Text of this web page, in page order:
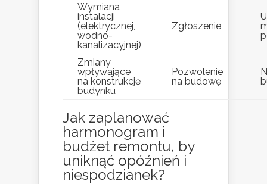
Wymiana
instalacji
(elektrycznej,
wodno-
kanalizacyjnej)
Zgłoszenie
Zmiany
wpływające
na konstrukcję
budynku
Pozwolenie
na budowę
Jak zaplanować
harmonogram i
budżet remontu, by
uniknąć opóźnień i
niespodzianek?